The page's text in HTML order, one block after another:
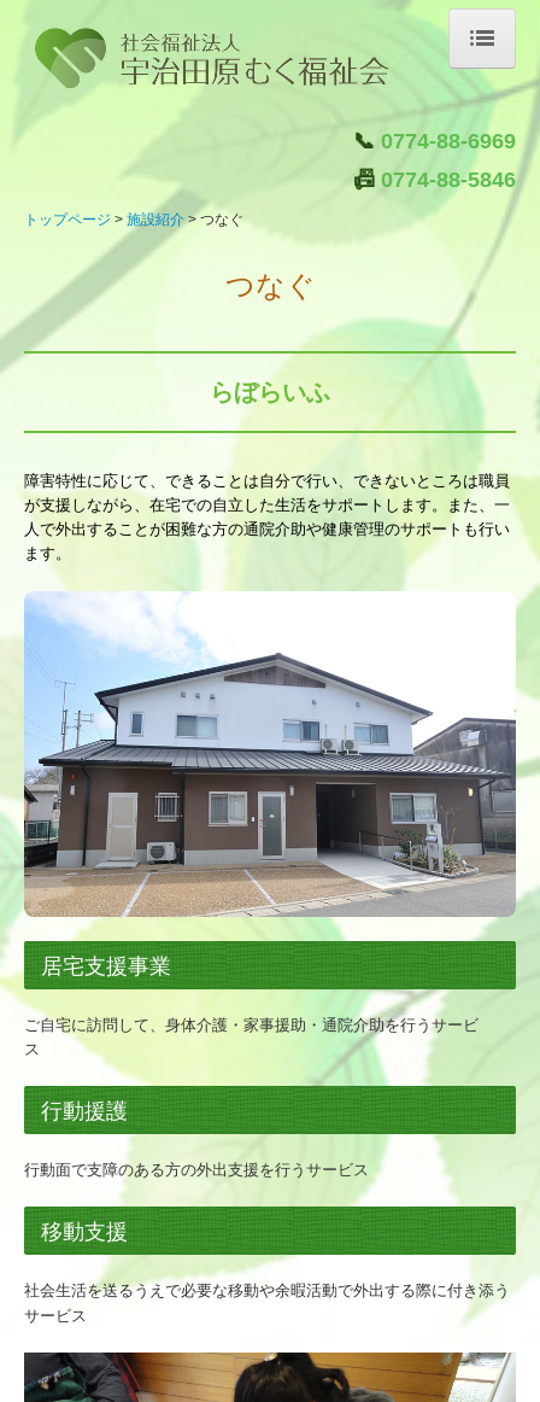
トップページ
はぐくむ
つなぐ
法人概要
ブログ
募集要項（正社員）
募集要項（パート）
家族会
家族会ブログ
お問合せ
プライバシーポリシー
📞 0774-88-6969
📠 0774-88-5846
トップページ 施設紹介 つなぐ
つなぐ
らぼらいふ
障害特性に応じて、できることは自分で行い、 できないところは職員
が支援しながら、 在宅での自立した生活をサポー トします。
また、一
人で外出することが困難な方の通院介助や健康管理のサポートも行い
ます。
居宅支援事業
ご自宅に訪問して、身体介護・家事援助・通院介助を行うサービ
ス
行動援護
行動面で支障のある方の外出支援を行うサービス
移動支援
社会生活を送るうえで必要な移動や余暇活動で外出する際に付き添う
サービス